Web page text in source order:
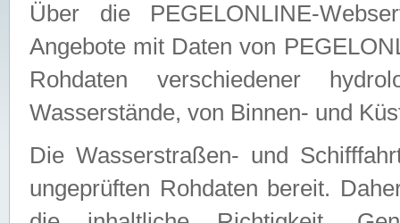
Über die PEGELONLINE-
Angebote mit Daten von
Rohdaten verschiedener
Wasserstände, von Binnen- und
Die Wasserstraßen- und
ungeprüften Rohdaten bereit.